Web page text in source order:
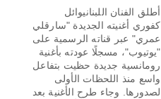
أطلق الفنان اللبنانيوائل
كفوري أغنيته الجديدة "سارقلي
عمري" عبر قناته الرسمية على
"يوتيوب"، مسجلًا عودته بأغنية
رومانسية جديدة حظيت بتفاعل
واسع منذ اللحظات الأولى
لصدورها. وجاء طرح الأغنية بعد